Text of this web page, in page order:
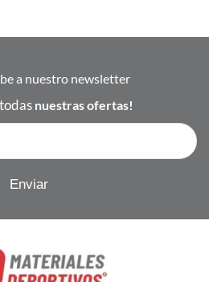
a nuestro newsletter
nuestras ofertas!